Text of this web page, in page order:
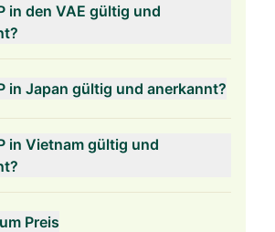
in den VAE gültig und
in Japan gültig und anerkannt?
in Vietnam gültig und
Preis